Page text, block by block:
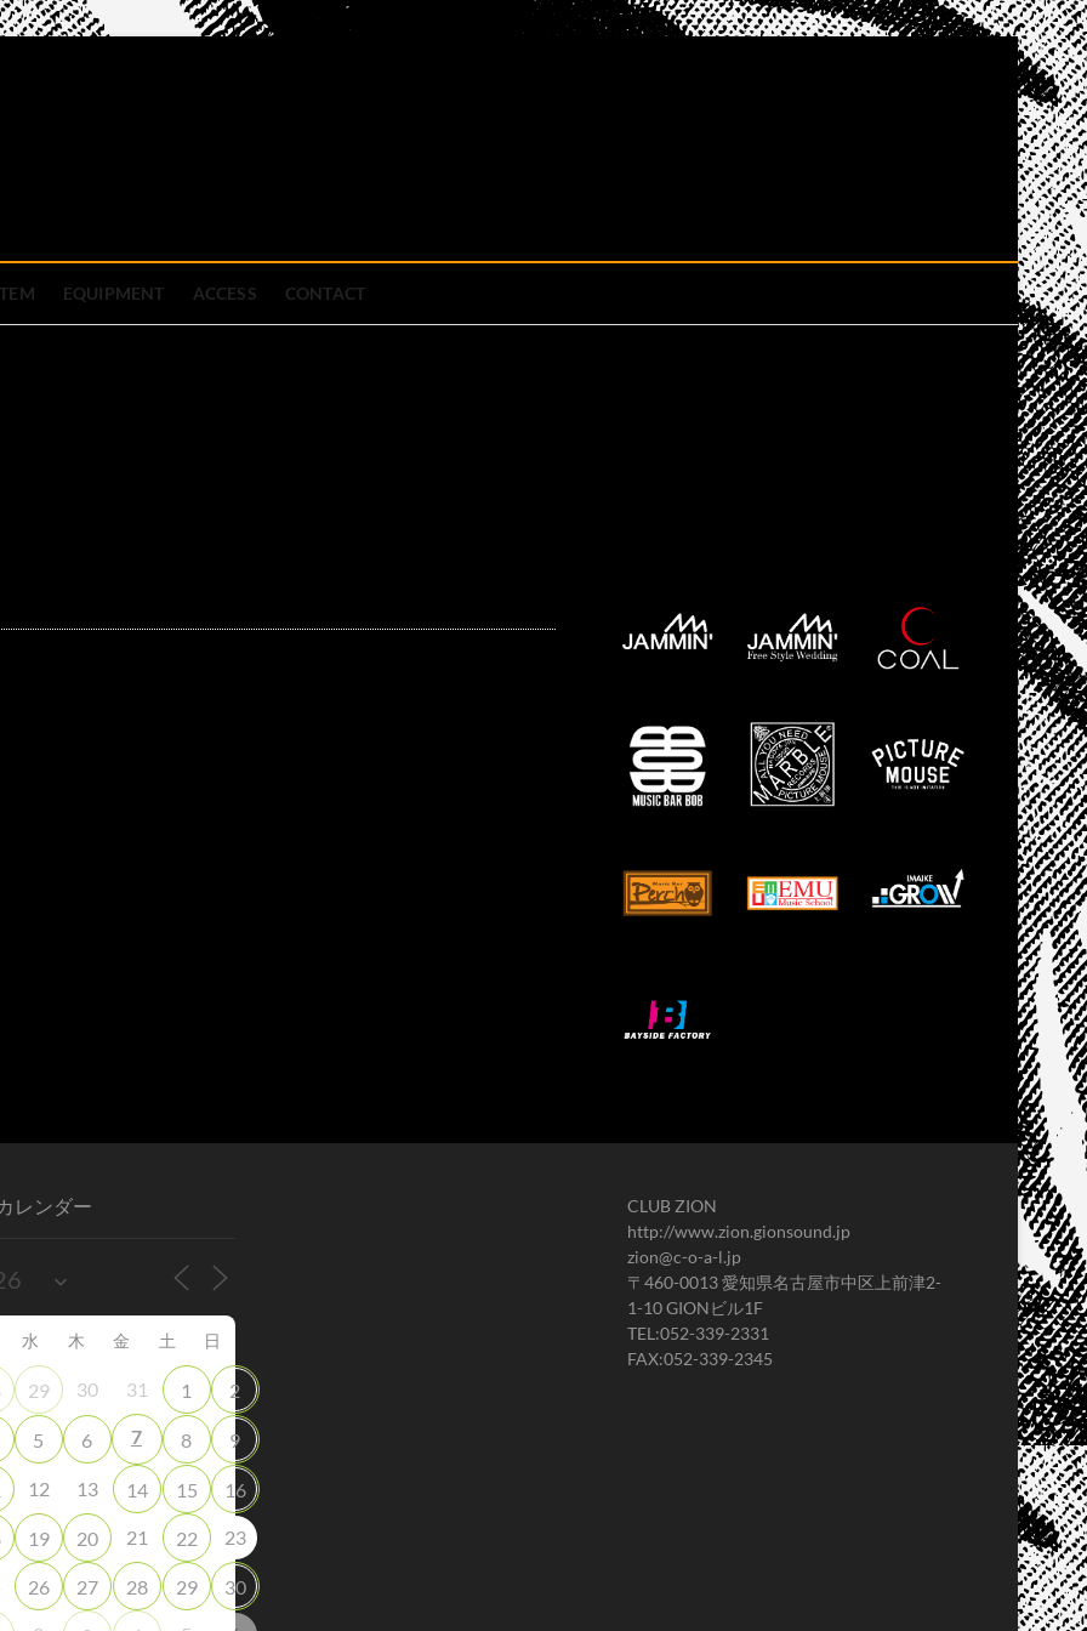
EQUIPMENT ACCESS CONTACT
レンダー
水 木 金 土 日
29 30 31 1 2
5 6 7 8 9
12 13 14 15 16
19 20 21 22 23
26 27 28 29 30
CLUB ZION
http://www.zion.gionsound.jp
zion@c-o-a-l.jp
〒460-0013 愛知県名古屋市中区上前津2-
1-10 GIONビル1F
TEL:052-339-2331
FAX:052-339-2345